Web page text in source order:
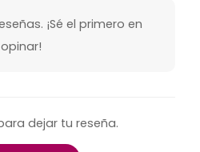
¡Sé el primero en
opinar!
dejar tu reseña.